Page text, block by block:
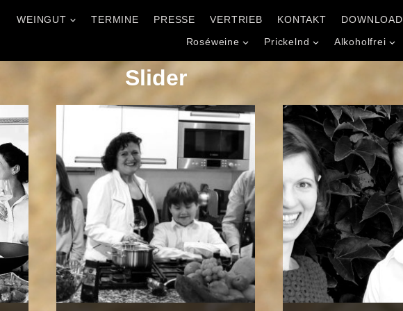
WEINGUT TERMINE PRESSE VERTRIEB KONTAKT DOWNLOAD
Roséweine Prickelnd Alkoholfrei
Slider